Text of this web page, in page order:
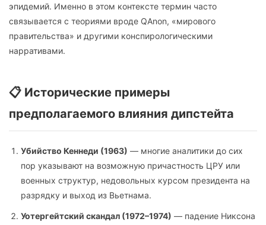
эпидемий. Именно в этом контексте термин часто
связывается с теориями вроде QAnon, «мирового
правительства» и другими конспирологическими
нарративами.
📋 Исторические примеры
предполагаемого влияния дипстейта
Убийство Кеннеди (1963) — многие аналитики до сих
пор указывают на возможную причастность ЦРУ или
военных структур, недовольных курсом президента на
разрядку и выход из Вьетнама.
Уотергейтский скандал (1972–1974) — падение Никсона